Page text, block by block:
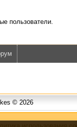
пользователи.
© 2026